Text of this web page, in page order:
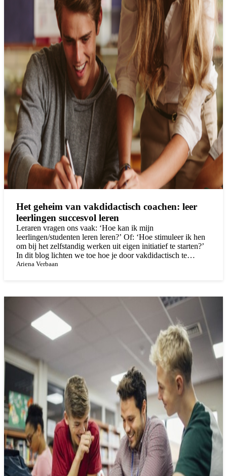
Het geheim van vakdidactisch coachen: leer
leerlingen succesvol leren
Leraren vragen ons vaak: ‘Hoe kan ik mijn
leerlingen/studenten leren leren?’ Of: ‘Hoe stimuleer ik hen
om bij het zelfstandig werken uit eigen initiatief te starten?’
In dit blog lichten we toe hoe je door vakdidactisch te
coachen jongeren bij de les houdt én hen beter laat leren.
Ariena Verbaan